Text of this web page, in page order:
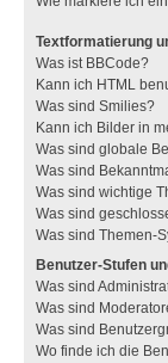
Textformatierung
Was ist BBCode?
Kann ich HTML
Was sind Smilies?
Kann ich Bilder in
Was sind globale
Was sind
Was sind wichtige
Was sind
Was sind Themen-
Benutzer-Stufen
Was sind
Was sind
Was sind
Wo finde ich die